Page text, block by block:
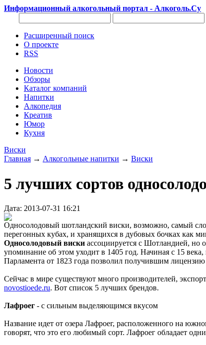
Информационный алкогольный портал - Алкоголь.Су
Расширенный поиск
О проекте
RSS
Новости
Обзоры
Каталог компаний
Напитки
Алкопедия
Креатив
Юмор
Кухня
Виски
Главная → Алкогольные напитки → Виски
5 лучших сортов
Дата: 2013-07-31 16:21
Односолодовый шотландский виски, возможно, самый
перегонных кубах, и хранящихся в дубовых бочках как
Односолодовый виски ассоциируется с Шотландией, но
упоминание об этом уходит в 1405 год. Начиная с 15
Парламента от 1823 года позволил получившим
Сейчас в мире существуют много производителей,
novostioede.ru. Вот список 5 лучших брендов.
Лафроег - с сильным выделяющимся вкусом
Название идет от озера Лафроег, расположенного на
говорят, что это его любимый сорт. Лафроег обладает